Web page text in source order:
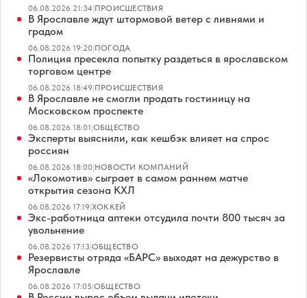
06.08.2026 21:34|ПРОИСШЕСТВИЯ
В Ярославле ждут штормовой ветер с ливнями и
градом
06.08.2026 19:20|ПОГОДА
Полиция пресекла попытку раздеться в ярославском
торговом центре
06.08.2026 18:49|ПРОИСШЕСТВИЯ
В Ярославле не смогли продать гостиницу на
Московском проспекте
06.08.2026 18:01|ОБЩЕСТВО
Эксперты выяснили, как кешбэк влияет на спрос
россиян
06.08.2026 18:00|НОВОСТИ КОМПАНИЙ
«Локомотив» сыграет в самом раннем матче
открытия сезона КХЛ
06.08.2026 17:19|ХОККЕЙ
Экс-работница аптеки отсудила почти 800 тысяч за
увольнение
06.08.2026 17:13|ОБЩЕСТВО
Резервисты отряда «БАРС» выходят на дежурство в
Ярославле
06.08.2026 17:05|ОБЩЕСТВО